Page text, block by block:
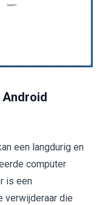
een langdurig en
computer
is een
verwijderaar die